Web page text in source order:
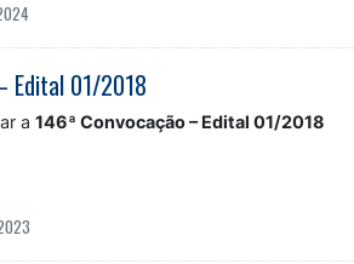
Edital 01/2018
a 146ª Convocação – Edital 01/2018